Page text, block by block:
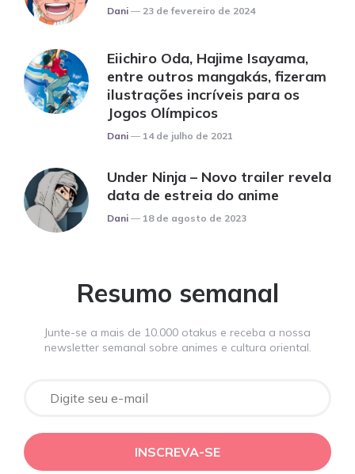
Posted
Dani 23 de fevereiro de 2024
Eiichiro Oda, Hajime Isayama,
entre outros mangakás, fizeram
ilustrações incríveis para os
Jogos Olímpicos
Posted
Dani 14 de julho de 2021
Under Ninja – Novo trailer revela
data de estreia do anime
Posted
Dani 18 de agosto de 2023
Resumo semanal
Junte-se a mais de 10.000 otakus e receba a nossa
newsletter semanal sobre animes e cultura oriental.